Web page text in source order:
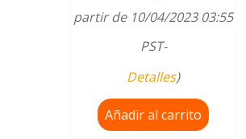
partir de 10/04/2023 03:55
PST-
Detalles)
Añadir al carrito